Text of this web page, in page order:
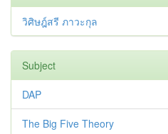
วิศิษฎ์สรี ภาวะกุล
Subject
DAP
The Big Five Theory